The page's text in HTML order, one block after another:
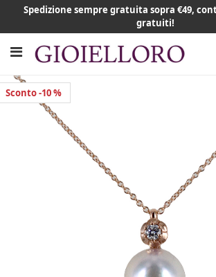
Spedizione sempre gratuita sopra €49,
gratuiti!
Sconto -10 %